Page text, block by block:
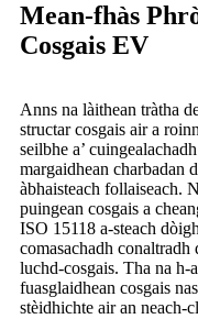
Mean-fhàs
Cosgais EV
Anns na làithean tràtha
structar cosgais air a
seilbhe a’
margaidhean charbadan
àbhaisteach follaiseach.
puingean cosgais a
ISO 15118 a-steach
comasachadh conaltradh
luchd-cosgais. Tha na h-
fuasglaidhean cosgais
stèidhichte air an neach-